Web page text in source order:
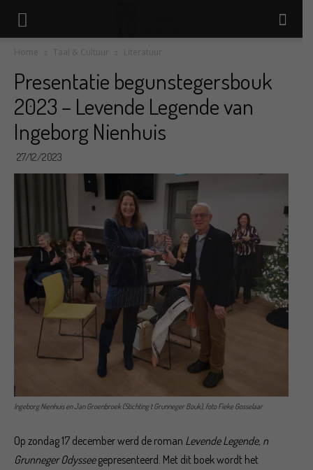
Home Taal & Cultuur Literatuur
Presentatie begunstegersbouk
2023 – Levende Legende van
Ingeborg Nienhuis
27/12/2023
Ingeborg Nienhuis en Jan Groenbroek (Stichting t Grunneger Bouk), foto Fieke Gosselaar
Op zondag 17 december werd de roman Levende Legende, n
Grunneger Odysseegepresenteerd. Met dit boek wordt het